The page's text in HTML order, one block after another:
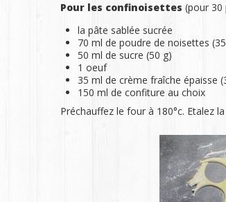
Pour les confinoisettes (pour 30
la pâte sablée sucrée
70 ml de poudre de noisettes
50 ml de sucre (50 g)
1 oeuf
35 ml de crème fraîche épaisse
150 ml de confiture au choix
Préchauffez le four à 180°c. Etalez